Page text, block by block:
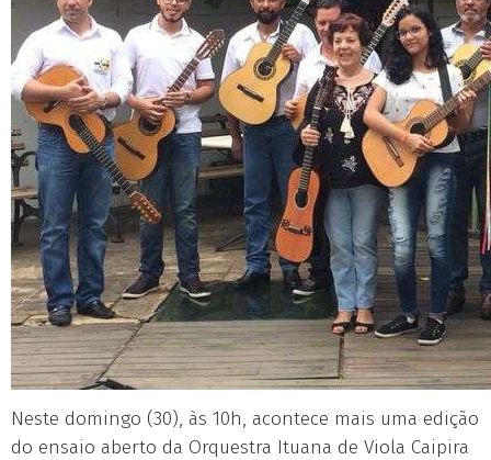
Neste domingo (30), às 10h, acontece mais uma edição
do ensaio aberto da Orquestra Ituana de Viola Caipira